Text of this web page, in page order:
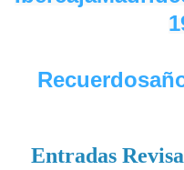
Entradas